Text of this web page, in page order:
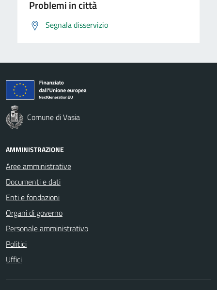
Problemi in città
Segnala disservizio
Comune di Vasia
AMMINISTRAZIONE
Aree amministrative
Documenti e dati
Enti e fondazioni
Organi di governo
Personale amministrativo
Politici
Uffici